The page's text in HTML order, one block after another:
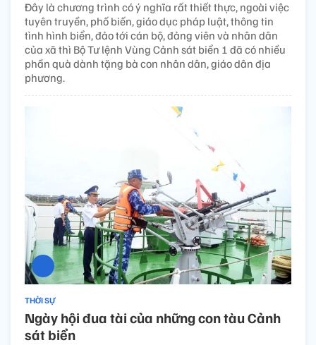
Đây là chương trình có ý nghĩa rất thiết thực, ngoài việc
tuyên truyền, phố biến, giáo dục pháp luật, thông tin
tình hình biển, đảo tới cán bộ, đảng viên và nhân dân
của xã thì Bộ Tư lệnh Vùng Cảnh sát biển 1 đã có nhiều
phần quà dành tặng bà con nhân dân, giáo dân địa
phương.
THỜI SỰ
Ngày hội đua tài của những con tàu Cảnh
sát biển